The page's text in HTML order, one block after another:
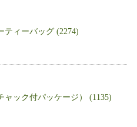
ティーバッグ (2274)
ャック付パッケージ） (1135)